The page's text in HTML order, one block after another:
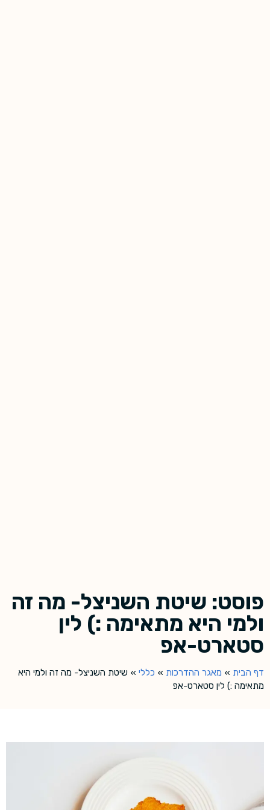
פוסט: שיטת השניצל- מה זה
ולמי היא מתאימה :) לין
סטארט-אפ
דף הבית » מאגר ההדרכות » כללי » שיטת השניצל- מה זה ולמי היא
מתאימה :) לין סטארט-אפ